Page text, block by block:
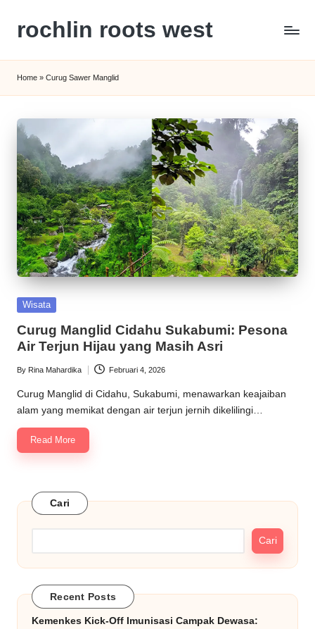
content
rochlin roots west
dan
Kesehatan
Modern
Home » Curug Sawer Manglid
Posted
Wisata
Curug Manglid Cidahu Sukabumi: Pesona
Air Terjun Hijau yang Masih Asri
Posted
by
By Rina Mahardika Februari 4, 2026
Curug Manglid di Cidahu, Sukabumi, menawarkan keajaiban
alam yang memikat dengan air terjun jernih dikelilingi…
Read More
Cari
Cari
Recent Posts
Kemenkes Kick-Off Imunisasi Campak Dewasa: